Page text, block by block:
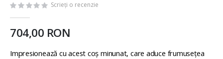
Scrieți o recenzie
704,00 RON
Impresionează cu acest coș minunat, care aduce frumuseţea